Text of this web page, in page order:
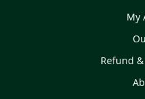
My
Refund